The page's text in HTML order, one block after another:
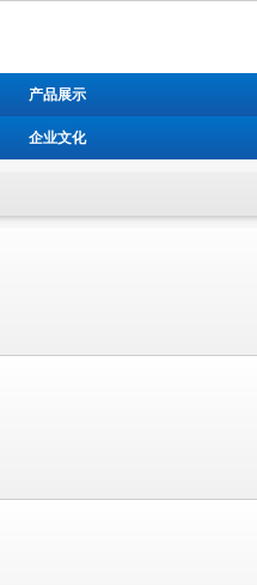
产品展示
企业文化